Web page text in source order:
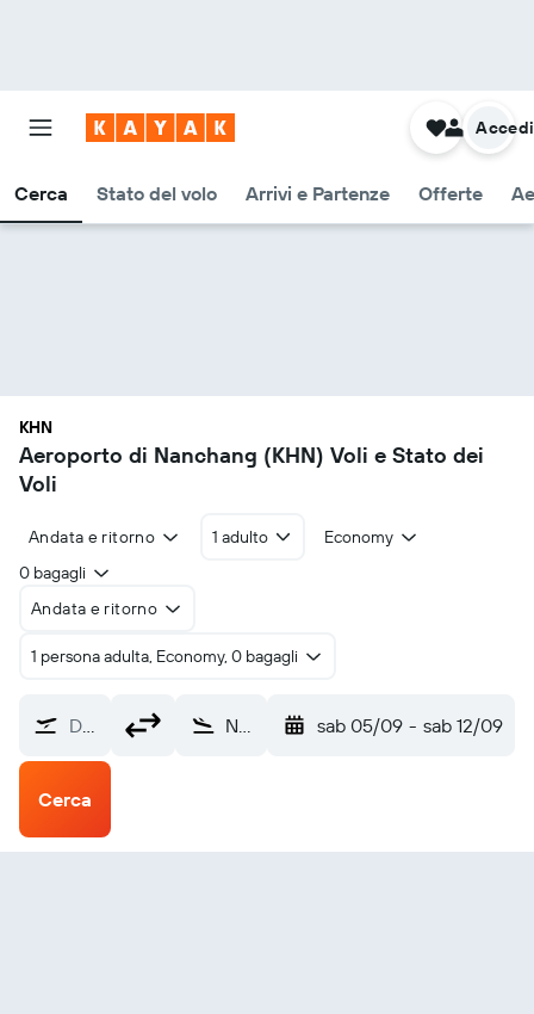
Cerca Stato del volo Arrivi e Partenze Offerte
Accedi
KHN
Aeroporto di Nanchang (KHN) Voli e Stato dei
Voli
Andata e ritorno 1 adulto
Economy
0 bagagli
Andata e ritorno
1 persona adulta, Economy, 0 bagagli
Da dove? Nanchang (KHN) sab 05/09 - sab 12/09
Cerca